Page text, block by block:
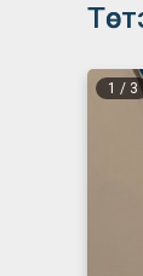
1 / 3